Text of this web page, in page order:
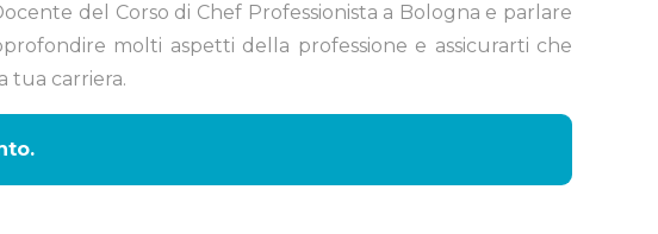
del Corso di Chef Professionista a Bologna e parlare
molti aspetti della professione e assicurarti che
tua carriera.